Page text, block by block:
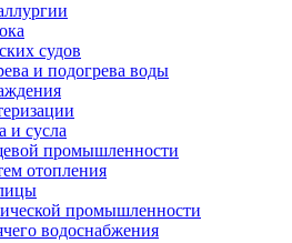
судов
и подогрева воды
и сусла
промышленности
отопления
промышленности
водоснабжения